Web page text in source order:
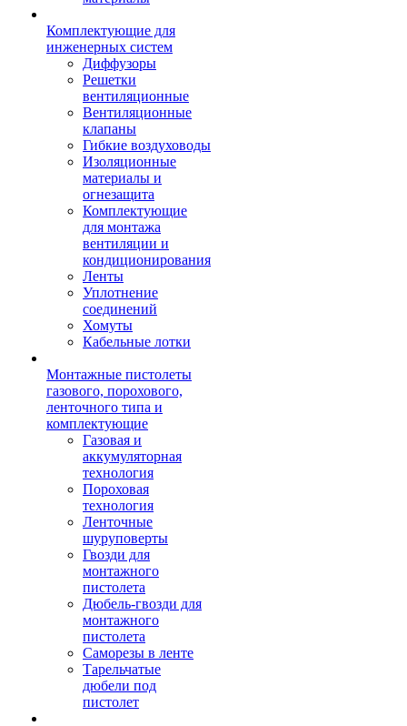
Комплектующие для
инженерных систем
Диффузоры
Решетки
вентиляционные
Вентиляционные
клапаны
Гибкие воздуховоды
Изоляционные
материалы и
огнезащита
Комплектующие
для монтажа
вентиляции и
кондиционирования
Ленты
Уплотнение
соединений
Хомуты
Кабельные лотки
Монтажные пистолеты
газового, порохового,
ленточного типа и
комплектующие
Газовая и
аккумуляторная
технология
Пороховая
технология
Ленточные
шуруповерты
Гвозди для
монтажного
пистолета
Дюбель-гвозди для
монтажного
пистолета
Саморезы в ленте
Тарельчатые
дюбели под
пистолет